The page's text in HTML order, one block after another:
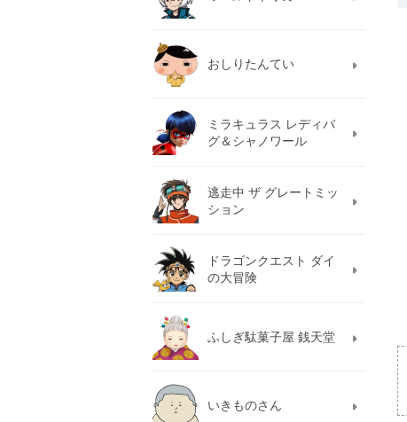
おしりたんてい
ミラキュラス レディバ
グ＆シャノワール
逃走中 ザ グレートミッ
ション
ドラゴンクエスト ダイ
の大冒険
ふしぎ駄菓子屋 銭天堂
いきものさん